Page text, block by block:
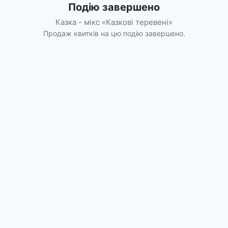
Подію завершено
Казка - мікс «Казкові теревені»
Продаж квитків на цю подію завершено.